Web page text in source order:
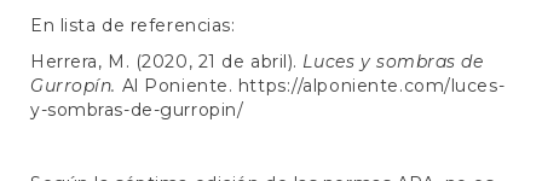
En lista de referencias:
Herrera, M. (2020, 21 de abril). Luces y sombras de
Gurropín. Al Poniente. https://alponiente.com/luces-
y-sombras-de-gurropin/